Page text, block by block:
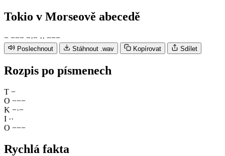
Tokio v Morseově abecedě
− −−− −·− ·· −−−
Poslechnout Stáhnout .wav Kopírovat Sdílet
Rozpis po písmenech
T −
O −−−
K −·−
I ··
O −−−
Rychlá fakta